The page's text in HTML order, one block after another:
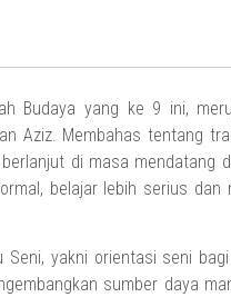
Budaya yang ke 9 ini,
Aziz. Membahas tentang
di masa mendatang
belajar lebih serius
yakni orientasi seni
sumber daya